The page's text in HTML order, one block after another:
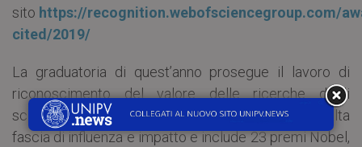
sito https://recognition.webofsciencegroup.com/
cited/2019/
La graduatoria di quest’anno prosegue il lavoro di
riconoscimento del valore delle ricerche degli
scienziati le cui citazioni li collocano nella più alta
fascia di influenza e impatto e include 23 premi Nobel,